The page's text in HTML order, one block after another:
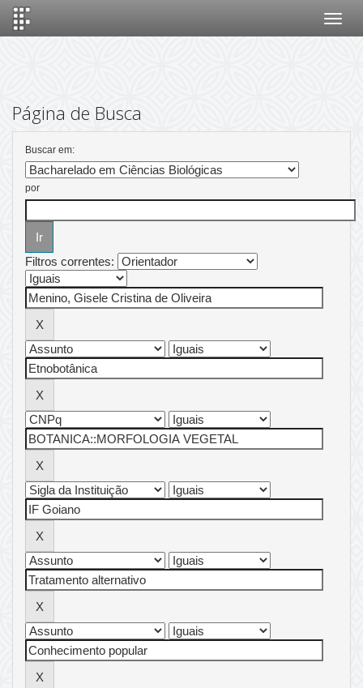
Página de Busca
Buscar em:
por
Filtros correntes: